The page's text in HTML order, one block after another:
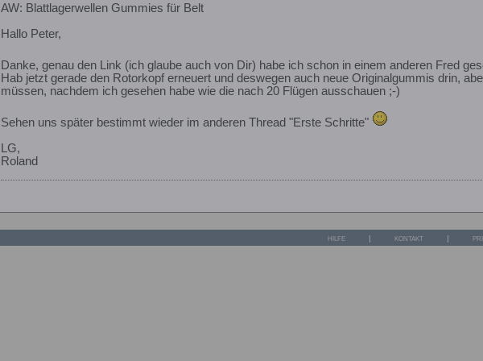
AW: Blattlagerwellen Gummies für Belt
Hallo Peter,
Danke, genau den Link (ich glaube auch von Dir) habe ich schon in einem anderen Fred
Hab jetzt gerade den Rotorkopf erneuert und deswegen auch neue Originalgummis drin,
müssen, nachdem ich gesehen habe wie die nach 20 Flügen ausschauen ;-)
Sehen uns später bestimmt wieder im anderen Thread "Erste Schritte"
LG,
Roland
HILFE KONTAKT